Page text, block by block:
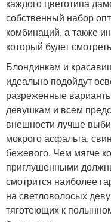
каждого цветотипа
собственный набор
комбинаций, а также
который будет
Блондинкам и
идеально подойдут
разреженные
девушкам и всем
внешности лучше
мокрого асфальта,
бежевого. Чем мягче
приглушенными
смотрится наиболее
на светловолосых
тяготеющих к